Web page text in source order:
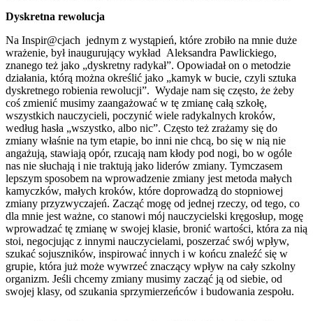
Dyskretna rewolucja
Na Inspir@cjach jednym z wystąpień, które zrobiło na mnie duże
wrażenie, był inaugurujący wykład Aleksandra Pawlickiego,
znanego też jako „dyskretny radykał”. Opowiadał on o metodzie
działania, którą można określić jako „kamyk w bucie, czyli sztuka
dyskretnego robienia rewolucji”. Wydaje nam się często, że żeby
coś zmienić musimy zaangażować w tę zmianę całą szkołę,
wszystkich nauczycieli, poczynić wiele radykalnych kroków,
według hasła „wszystko, albo nic”. Często też zrażamy się do
zmiany właśnie na tym etapie, bo inni nie chcą, bo się w nią nie
angażują, stawiają opór, rzucają nam kłody pod nogi, bo w ogóle
nas nie słuchają i nie traktują jako liderów zmiany. Tymczasem
lepszym sposobem na wprowadzenie zmiany jest metoda małych
kamyczków, małych kroków, które doprowadzą do stopniowej
zmiany przyzwyczajeń. Zacząć mogę od jednej rzeczy, od tego, co
dla mnie jest ważne, co stanowi mój nauczycielski kręgosłup, mogę
wprowadzać tę zmianę w swojej klasie, bronić wartości, która za nią
stoi, negocjując z innymi nauczycielami, poszerzać swój wpływ,
szukać sojuszników, inspirować innych i w końcu znaleźć się w
grupie, która już może wywrzeć znaczący wpływ na cały szkolny
organizm. Jeśli chcemy zmiany musimy zacząć ją od siebie, od
swojej klasy, od szukania sprzymierzeńców i budowania zespołu.